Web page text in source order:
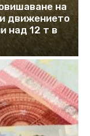
на
движението
над 12 т в